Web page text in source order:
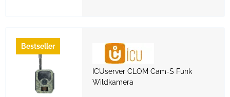
Bestseller
ICUserver CLOM Cam-S Funk
Wildkamera